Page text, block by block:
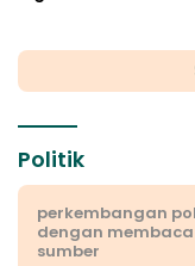
Politik
perkembangan
dengan
sumber